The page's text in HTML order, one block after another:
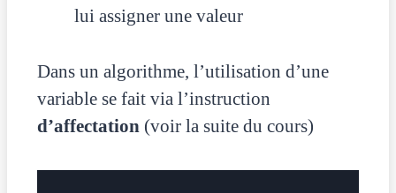
lui assigner une valeur
Dans un algorithme, l’utilisation d’une
variable se fait via l’instruction
d’affectation (voir la suite du cours)